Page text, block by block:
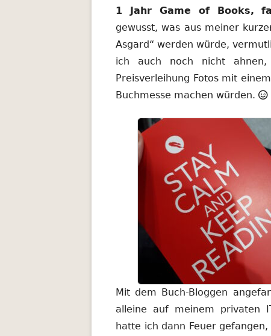
1 Jahr Game of Books,
gewusst, was aus meiner
Asgard“ werden würde,
ich auch noch nicht
Preisverleihung Fotos mit
Buchmesse machen würden.
Mit dem Buch-Bloggen
alleine auf meinem privaten
hatte ich dann Feuer